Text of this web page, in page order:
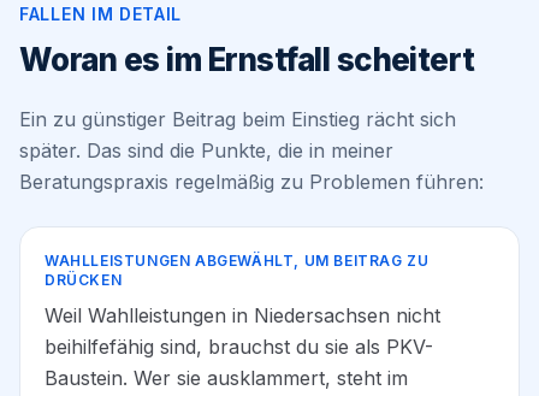
FALLEN IM DETAIL
Woran es im Ernstfall scheitert
Ein zu günstiger Beitrag beim Einstieg rächt sich
später. Das sind die Punkte, die in meiner
Beratungspraxis regelmäßig zu Problemen führen:
WAHLLEISTUNGEN ABGEWÄHLT, UM BEITRAG ZU
DRÜCKEN
Weil Wahlleistungen in Niedersachsen nicht
beihilfefähig sind, brauchst du sie als PKV-
Baustein. Wer sie ausklammert, steht im